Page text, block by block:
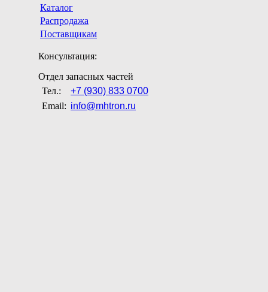
Каталог
Распродажа
Поставщикам
Консультация:
Отдел запасных частей
Тел.:
+7 (930) 833 0700
Email: info@mhtron.ru